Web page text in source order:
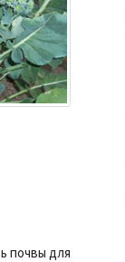
почвы для